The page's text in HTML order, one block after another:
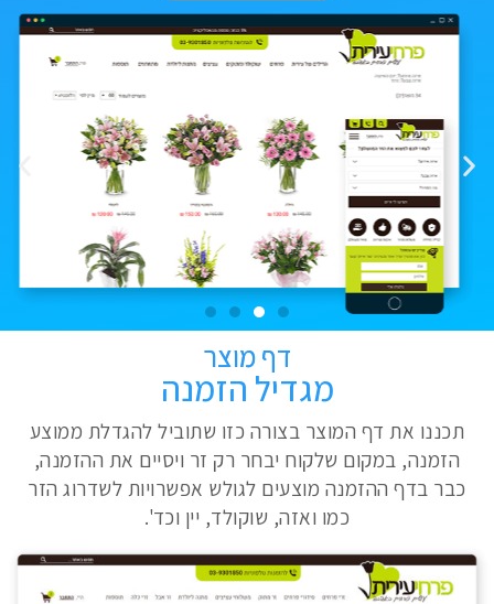
דף מוצר
מגדיל הזמנה
תכננו את דף המוצר בצורה כזו שתוביל להגדלת ממוצע
הזמנה, במקום שלקוח יבחר רק זר ויסיים את ההזמנה,
כבר בדף ההזמנה מוצעים לגולש אפשרויות לשדרוג הזר
כמו ואזה, שוקולד, יין וכד'.